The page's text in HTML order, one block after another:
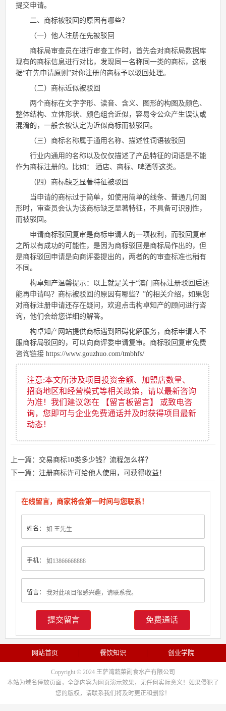
提交申请。
二、商标被驳回的原因有哪些？
（一）他人注册在先被驳回
商标局审查员在进行审查工作时，首先会对商标局数据库
现有的商标信息进行对比，发现同一名称同一类的商标，这根
据“在先申请原则”对你注册的商标予以驳回处理。
（二）商标近似被驳回
两个商标在文字字形、读音、含义、图形的构图及颜色、
整体结构、立体形状、颜色组合近似，容易令公众产生误认或
混淆的，一般会被认定为近似商标而被驳回。
（三）商标名称属于通用名称、描述性词语被驳回
行业内通用的名称以及仅仅描述了产品特征的词语是不能
作为商标注册的。比如： 酒店、商标、啤酒等这类。
（四）商标缺乏显著特征被驳回
当申请的商标过于简单，如使用简单的线条、普通几何图
形时，审查员会认为该商标缺乏显著特征，不具备可识别性，
而被驳回。
申请商标驳回复审是商标申请人的一项权利，而驳回复审
之所以有成功的可能性，是因为商标驳回是商标局作出的，但
是商标驳回申请是向商评委提出的，两者的的审查标准也稍有
不同。
构卓知产温馨提示：以上就是关于“澳门商标注册驳回后还
能再申请吗？商标被驳回的原因有哪些？”的相关介绍，如果您
对商标注册申请还存在疑问，欢迎点击构卓知产的顾问进行咨
询，他们会给您详细的解答。
构卓知产网站提供商标遇到阻碍化解服务，商标申请人不
服商标局驳回的，可以向商评委申请复审。商标驳回复审免费
咨询链接 https://www.gouzhuo.com/tmbhfs/
注意:本文所涉及项目投资金额、加盟店数量、
招商地区和经营模式等相关政策，请以最新咨询
为准！我们建议您在 【留言板留言】 或致电咨
询，您即可与企业免费通话并及时获得项目最新
动态！
上一篇： 交易商标10类多少钱？流程怎么样？
下一篇： 注册商标许可给他人使用，可获得收益！
在线留言，商家将会第一时间与您联系！
姓名：
手机：
留言：
免费通话
网站首页 餐饮知识 创业学院
Copyright © 2024 王萨湾蔬菜副食水产有限公司
本站为域名停放页面，全部内容为网页演示效果，无任何实际意义！如果侵犯了
您的版权，请联系我们将及时更正和删除！